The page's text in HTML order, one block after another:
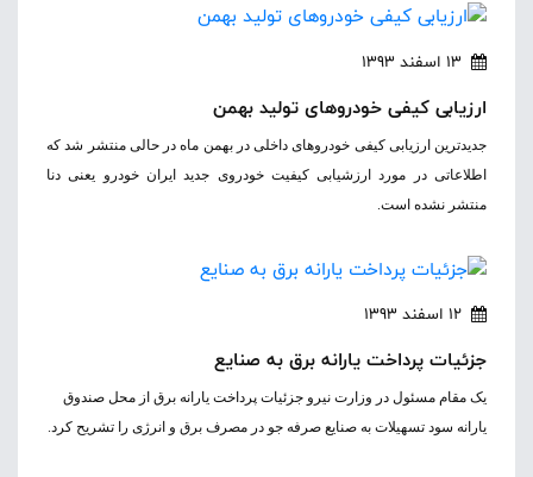
13 اسفند 1393
ارزیابی کیفی خودروهای تولید بهمن
جدیدترین ارزیابی کیفی خودروهای داخلی در بهمن ماه در حالی منتشر شد که
اطلاعاتی در مورد ارزشیابی کیفیت خودروی جدید ایران خودرو یعنی دنا
منتشر نشده است.
12 اسفند 1393
جزئیات پرداخت یارانه برق به صنایع
یک مقام مسئول در وزارت نیرو جزئیات پرداخت یارانه برق از محل صندوق
یارانه سود تسهیلات به صنایع صرفه جو در مصرف برق و انرژی را تشریح کرد.